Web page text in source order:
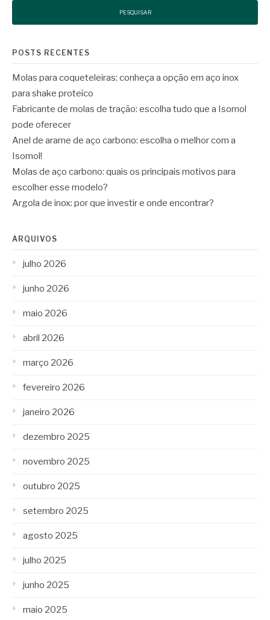
POSTS RECENTES
Molas para coqueteleiras: conheça a opção em aço inox
para shake proteíco
Fabricante de molas de tração: escolha tudo que a Isomol
pode oferecer
Anel de arame de aço carbono: escolha o melhor com a
Isomol!
Molas de aço carbono: quais os principais motivos para
escolher esse modelo?
Argola de inox: por que investir e onde encontrar?
ARQUIVOS
julho 2026
junho 2026
maio 2026
abril 2026
março 2026
fevereiro 2026
janeiro 2026
dezembro 2025
novembro 2025
outubro 2025
setembro 2025
agosto 2025
julho 2025
junho 2025
maio 2025